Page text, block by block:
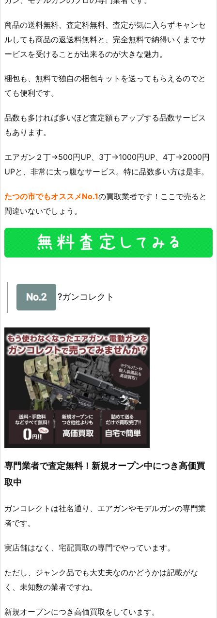
商品の送料無料、査定料無料、査定が気に入らずキャンセ
ルしても商品の返送料無料と、完全無料で納得いくまでサ
ービスを受けることが出来るのが大きな魅力。
梱包も、無料で独自の梱包キットを送ってもらえるのでと
ても便利です。
品数も多ければ多いほど査定額もアップする品数サービス
もあります。
エアガン２丁→500円UP、3丁→1000円UP、4丁→2000円
UPと、非常に太っ腹なサービス。特に品数多い方は是非。
たつの市でもオススメNo.1の買取業者です！ここで売ると
間違いないでしょう。
?ガンコレクト
専門業者で査定無料！新規オープン中につき高価買
取中
ガンコレクトは社名通り、エアガンやモデルガンの専門業
者です。
実店舗はなく、宅配買取の専門でやっています。
ただし、ジャンク品でも大丈夫なのかどうかは記載がな
く、未知数の業者ですね。
新規オープンにつき高価買取をしています。